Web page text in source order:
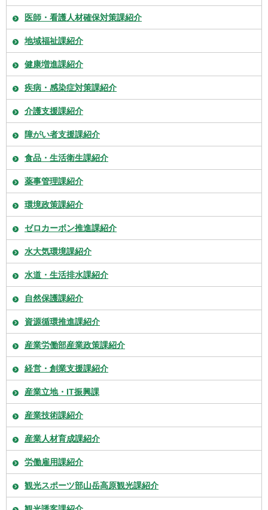
医師・看護人材確保対策課紹介
地域福祉課紹介
健康増進課紹介
疾病・感染症対策課紹介
介護支援課紹介
障がい者支援課紹介
食品・生活衛生課紹介
薬事管理課紹介
環境政策課紹介
ゼロカーボン推進課紹介
水大気環境課紹介
水道・生活排水課紹介
自然保護課紹介
資源循環推進課紹介
産業労働部産業政策課紹介
経営・創業支援課紹介
産業立地・IT振興課
産業技術課紹介
産業人材育成課紹介
労働雇用課紹介
観光スポーツ部山岳高原観光課紹介